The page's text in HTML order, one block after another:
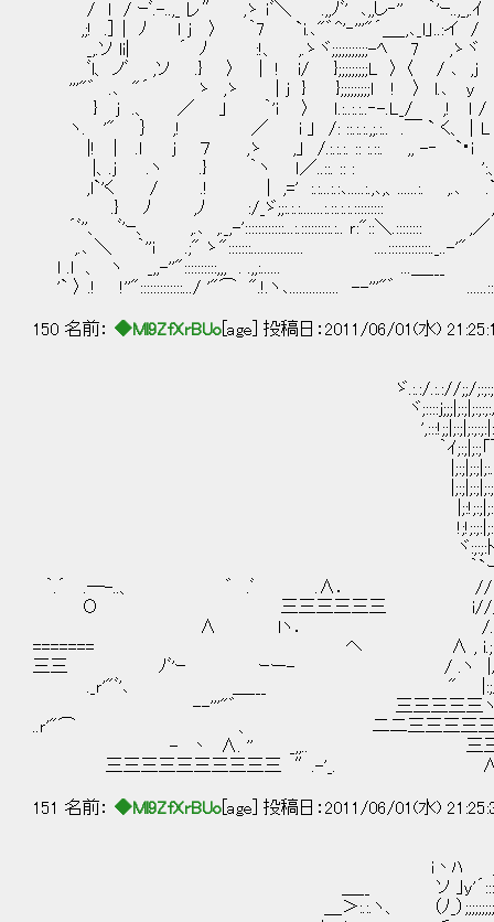
/ l / ｰﾞ.-..,_ レ″ ,ゝ ｉﾞ＼ .,,ﾉﾞ' ､,,し‐'' ｀'ｰ
,;! .］ | ﾉ ｌ j 〉 ｀7 `i.､"゛^'‐'''"´＿_,､_l」..:イ
_,.ソ li| ´ ﾉ :!、 ,.ゝヾ;;;;;;;;;;;-ﾍ 7 ,ゝ
ﾞl、 ノﾞ ,ソ .} 〉 | ! i/ };;;;;;;;;L 〉 〈 / ､
'''"゛ .､ "´ ゝ ,ゝ | j } };;;;;;;;;l ! 〉 l.
} j .、 ／ 」 ｀'i 〉 ｌ.:..:.:..‐-.L_/ ,! ｌ
ヽ. '" ｝ ,! ／ i 」 /: ::.:.:.,;.:.. .￣ ` く、│L
|! | .l j ７ ,ゝ ,」 /.:.:.:. :: :.::. ,, -‐ `･i
|、.j .ヽ .} ｀ヽ ｌ／..::. :: : ':、
,l`'く / .! | ,=' :.:...:.:､.....:.,､,、......:. ,.､
.} ﾉ ,ﾉ :/_ゞ;;:.:.:.......:.::.:.:.:::::::::
´ﾞ''、 ﾞ'ｰ、 ,.､ ,._,-'::::::::::::...:.:::::::::.:.. ｒ:"::＼.:::::::: ,
,.､ ＼ ｀''i .;" ゝ":::::::................ ....:::::::::::::._..-'"
ｌ .l 、 ヽ _,,-''"::::::::::,,, . .,,:...... ...＿___
'` 〉 .! !''":::::::::::::.../ '"⌒ ".!.ヽ､............... --'''"゛
150 名前： ◆Ml9ZfXrBUo [age] 投稿日：2011/06/01(水)
ゞ.:.:/.:.://;;/;:;:;:;／
ヾ;::::j;;;|;:;|;:;:;:/:.
',:::!;;|;:;|;:;:;:|:.:. .
｀ｲ;:;|;:;「￣ ￣
|;:;|;:;|;:. .
|;:;|;:;|;:;:::.:.. .:
|;:!;:;|;:;::;::.:.:.
ヾ:;:;:ﾄ､;:;:;:;:;:;:/
｀`ー ─ '／￣
｀.´ .―-..、 ゛ .ﾞ .∧． // j.;:;:;:/.;／
Ο 三三三三三三 i///.;:;/;:/
∧ lヽ． /.;:;/;:/´￣
======= ヘ ∧ , i.;:;/;/
三三 ﾉﾞ'ｰ ｰー- / .ヽ |/:;/
._ｒ'"ﾞ'､ ＿___ " |:;/
--'''"゛ 三三三三三ヽ､
..ｒ'"⌒ 、 二二三三三三三三
- 丶 ∧. '' _,,.. 三三三三三三三
三三三三三三三三三三
151 名前： ◆Ml9ZfXrBUo [age] 投稿日：2011/06/01(水)
i丶ﾊ ＿
＿__ ソ ｣
＿＞:.:.ヽ、 （ﾉ_）